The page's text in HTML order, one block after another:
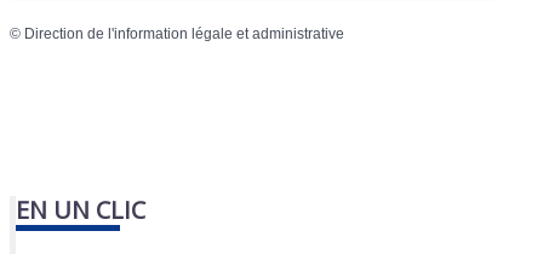
© Direction de l'information légale et administrative
EN UN CLIC